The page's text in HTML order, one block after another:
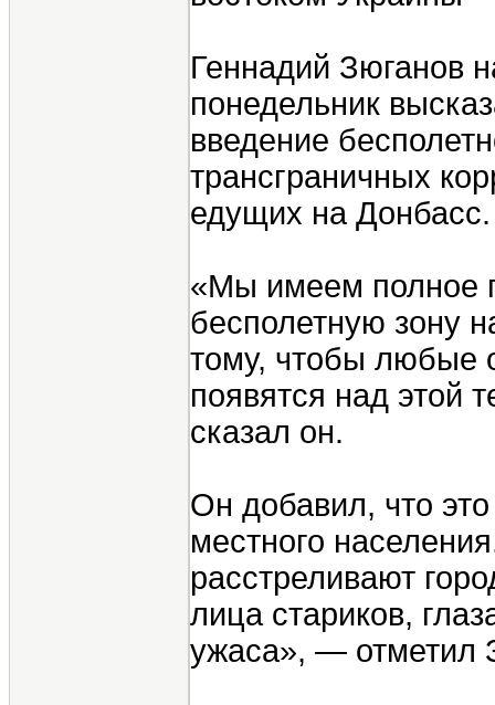
Геннадий Зюганов
понедельник
введение
трансграничных
едущих на Донбасс.
«Мы имеем полное
бесполетную зону
тому, чтобы любые
появятся над этой
сказал он.
Он добавил, что
местного
расстреливают
лица стариков,
ужаса», — отметил